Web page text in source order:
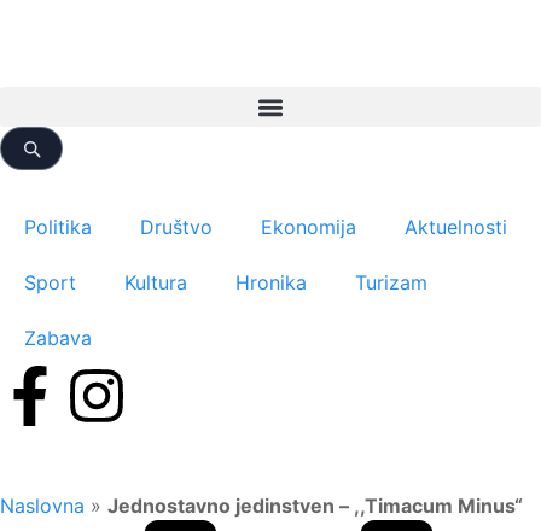
Politika Društvo Ekonomija Aktuelnosti
Sport Kultura Hronika Turizam
Zabava
Naslovna » Jednostavno jedinstven – ,,Timacum Minus“